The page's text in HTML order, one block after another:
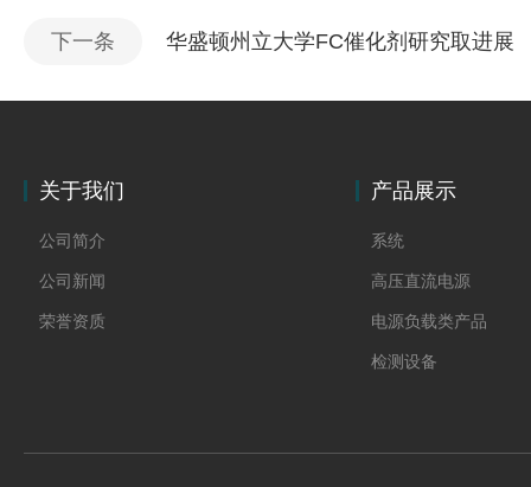
下一条 华盛顿州立大学FC催化剂研究取进展
关于我们
公司简介
公司新闻
荣誉资质
产品展示
系统
高压直流电源
电源负载类产品
检测设备